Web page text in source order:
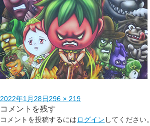
2022年1月28日296 × 219
コメントを残す
コメントを投稿するにはログイン してください。